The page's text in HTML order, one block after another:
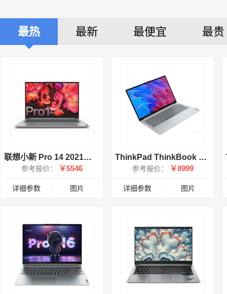
最热 最新 最便宜 最贵
联想小新 Pro 14 2021标压锐龙版(R5 5600H/16GB/512GB/集显)
参考报价： ￥5546
详细参数 图片
ThinkPad ThinkBook 13x 酷睿版(i7 1160G7/16GB/512GB/集显)
参考报价： ￥8999
详细参数 图片